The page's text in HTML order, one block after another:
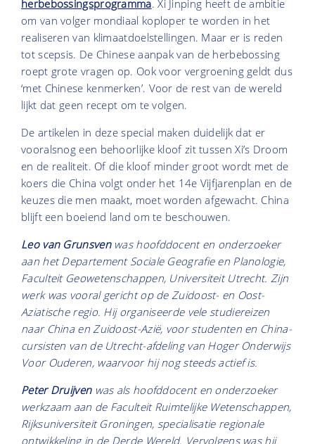
herbebossingsprogramma. Xi Jinping heeft de ambitie
om van volger mondiaal koploper te worden in het
realiseren van klimaatdoelstellingen. Maar er is reden
tot scepsis. De Chinese aanpak van de herbebossing
roept grote vragen op. Ook voor vergroening geldt dus
‘met Chinese kenmerken’. Voor de rest van de wereld
lijkt dat geen recept om te volgen.
De artikelen in deze special maken duidelijk dat er
vooralsnog een behoorlijke kloof zit tussen Xi’s Droom
en de realiteit. Of die kloof minder groot wordt met de
koers die China volgt onder het 14e Vijfjarenplan en de
keuzes die men maakt, moet worden afgewacht. China
blijft een boeiend land om te beschouwen.
Leo van Grunsvenwas hoofddocent en onderzoeker
aan het Departement Sociale Geografie en Planologie,
Faculteit Geowetenschappen, Universiteit Utrecht. Zijn
werk was vooral gericht op de Zuidoost- en Oost-
Aziatische regio. Hij organiseerde vele studiereizen
naar China en Zuidoost-Azië, voor studenten en China-
cursisten van de Utrecht-afdeling van Hoger Onderwijs
Voor Ouderen, waarvoor hij nog steeds actief is.
Peter Druijvenwas als hoofddocent en onderzoeker
werkzaam aan de Faculteit Ruimtelijke Wetenschappen,
Rijksuniversiteit Groningen, specialisatie regionale
ontwikkeling in de Derde Wereld. Vervolgens was hij